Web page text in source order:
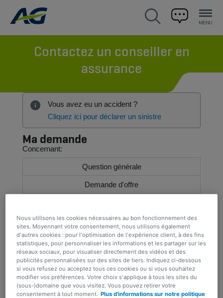
Contactez un conseiller en
assurance
Vous avez eu un accident ?
Cliquez ici pour déclarer un sinistre
Ma demande
Concernant:
Question générale
Demande d'offre
Ma demande concerne :
Assurance décès capital décroissant
Protégez votre entreprise contre les
conséquences d'un décès.
Nous utilisons les cookies nécessaires au bon fonctionnement des
sites. Moyennant votre consentement, nous utilisons également
d'autres cookies : pour l'optimisation de l'expérience client, à des fins
statistiques, pour personnaliser les informations et les partager sur les
réseaux sociaux, pour visualiser directement des vidéos et des
publicités personnalisées sur des sites de tiers. Indiquez ci-dessous
si vous refusez ou acceptez tous ces cookies ou si vous souhaitez
modifier vos préférences. Votre choix s'applique à tous les sites du
(sous-)domaine que vous visitez. Vous pouvez retirer votre
consentement à tout moment. Plus d'informations sur notre politique